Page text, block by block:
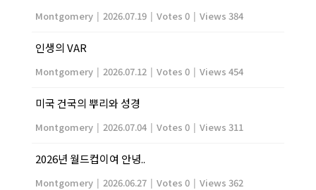
Montgomery | 2026.07.19 | Votes 0 | Views 384
인생의 VAR
Montgomery | 2026.07.12 | Votes 0 | Views 454
미국 건국의 뿌리와 성경
Montgomery | 2026.07.04 | Votes 0 | Views 311
2026년 월드컵이여 안녕..
Montgomery | 2026.06.27 | Votes 0 | Views 362